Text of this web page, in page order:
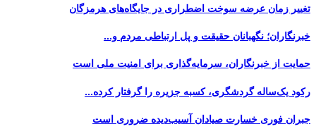
تغییر زمان عرضه سوخت اضطراری در جایگاه‌های هرمزگان
خبرنگاران؛ نگهبانان حقیقت و پل ارتباطی مردم و...
حمایت از خبرنگاران، سرمایه‌گذاری برای امنیت ملی است
رکود یک‌ساله گردشگری، کسبه جزیره را گرفتار کرده...
جبران فوری خسارت صیادان آسیب‌دیده ضروری است